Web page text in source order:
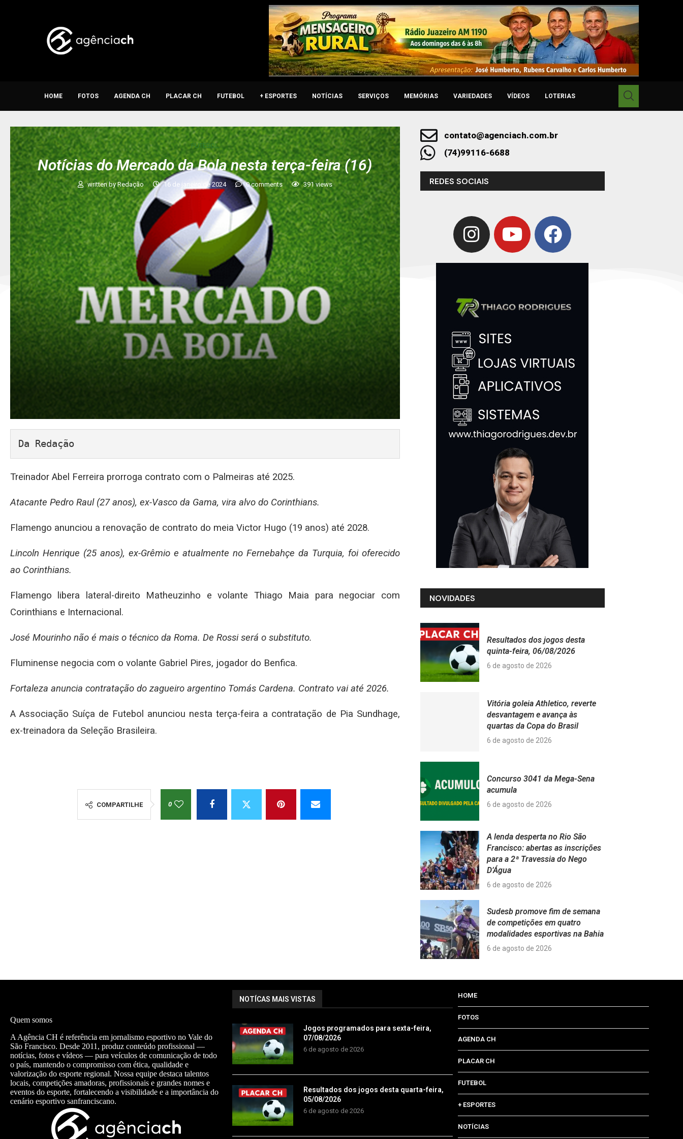
HOME FOTOS AGENDA CH PLACAR CH FUTEBOL + ESPORTES NOTÍCIAS SERVIÇOS MEMÓRIAS VARIEDADES VÍDEOS LOTERIAS
FUTEBOL
Notícias do Mercado da Bola nesta terça-feira (16)
written byRedação 16 de janeiro de 2024 0 comments 391views
Da Redação
Treinador Abel Ferreira prorroga contrato com o Palmeiras até 2025.
Atacante Pedro Raul (27 anos), ex-Vasco da Gama, vira alvo do Corinthians.
Flamengo anunciou a renovação de contrato do meia Victor Hugo (19 anos) até 2028.
Lincoln Henrique (25 anos), ex-Grêmio e atualmente no Fernebahçe da Turquia, foi oferecido
ao Corinthians.
Flamengo libera lateral-direito Matheuzinho e volante Thiago Maia para negociar com
Corinthians e Internacional.
José Mourinho não é mais o técnico da Roma. De Rossi será o substituto.
Fluminense negocia com o volante Gabriel Pires, jogador do Benfica.
Fortaleza anuncia contratação do zagueiro argentino Tomás Cardena. Contrato vai até 2026.
A Associação Suíça de Futebol anunciou nesta terça-feira a contratação de Pia Sundhage,
ex-treinadora da Seleção Brasileira.
COMPARTILHE 0
contato@agenciach.com.br
(74)99116-6688
REDES SOCIAIS
NOVIDADES
Resultados dos jogos desta
quinta-feira, 06/08/2026
6 de agosto de 2026
Vitória goleia Athletico, reverte
desvantagem e avança às
quartas da Copa do Brasil
6 de agosto de 2026
Concurso 3041 da Mega-Sena
acumula
6 de agosto de 2026
A lenda desperta no Rio São
Francisco: abertas as inscrições
para a 2ª Travessia do Nego
D’Água
6 de agosto de 2026
Sudesb promove fim de semana
de competições em quatro
modalidades esportivas na Bahia
6 de agosto de 2026
Quem somos
A Agência CH é referência em jornalismo esportivo no Vale do
São Francisco. Desde 2011, produz conteúdo profissional —
notícias, fotos e vídeos — para veículos de comunicação de todo
o país, mantendo o compromisso com ética, qualidade e
valorização do esporte regional. Nossa equipe destaca talentos
locais, competições amadoras, profissionais e grandes nomes e
eventos do esporte, fortalecendo a visibilidade e a importância do
cenário esportivo sanfranciscano.
NOTÍCAS MAIS VISTAS
Jogos programados para sexta-feira,
07/08/2026
6 de agosto de 2026
Resultados dos jogos desta quarta-feira,
05/08/2026
6 de agosto de 2026
HOME
FOTOS
AGENDA CH
PLACAR CH
FUTEBOL
+ ESPORTES
NOTÍCIAS